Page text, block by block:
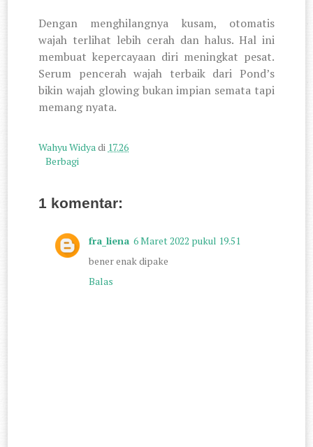
Dengan menghilangnya kusam, otomatis
wajah terlihat lebih cerah dan halus. Hal ini
membuat kepercayaan diri meningkat pesat.
Serum pencerah wajah terbaikdari Pond’s
bikin wajah glowing bukan impian semata tapi
memang nyata.
Wahyu Widyadi 17.26
Berbagi
1 komentar:
fra_liena 6 Maret 2022 pukul 19.51
bener enak dipake
Balas